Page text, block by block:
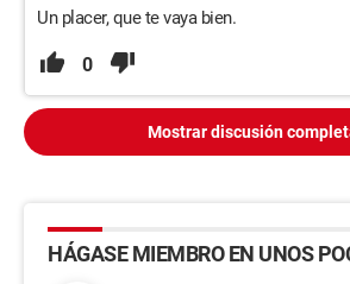
Un placer, que te vaya bien.
0
Mostrar discusión
HÁGASE MIEMBRO EN UNOS